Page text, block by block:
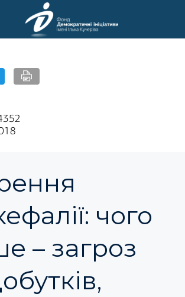
чого
– загроз